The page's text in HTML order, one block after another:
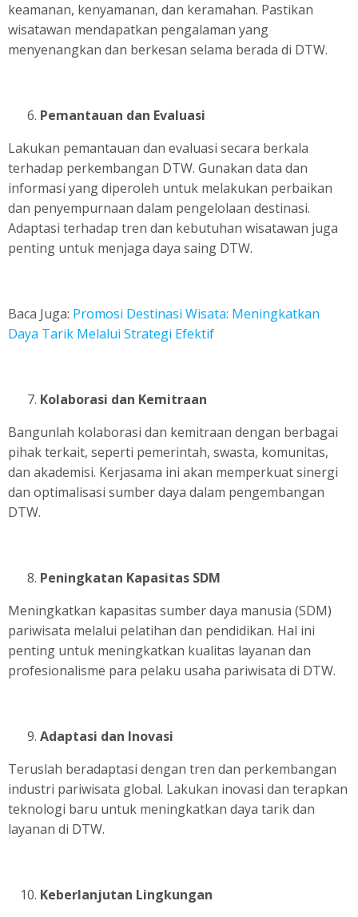
keamanan, kenyamanan, dan keramahan. Pastikan
wisatawan mendapatkan pengalaman yang
menyenangkan dan berkesan selama berada di DTW.
Pemantauan dan Evaluasi
Lakukan pemantauan dan evaluasi secara berkala
terhadap perkembangan DTW. Gunakan data dan
informasi yang diperoleh untuk melakukan perbaikan
dan penyempurnaan dalam pengelolaan destinasi.
Adaptasi terhadap tren dan kebutuhan wisatawan juga
penting untuk menjaga daya saing DTW.
Baca Juga: Promosi Destinasi Wisata: Meningkatkan
Daya Tarik Melalui Strategi Efektif
Kolaborasi dan Kemitraan
Bangunlah kolaborasi dan kemitraan dengan berbagai
pihak terkait, seperti pemerintah, swasta, komunitas,
dan akademisi. Kerjasama ini akan memperkuat sinergi
dan optimalisasi sumber daya dalam pengembangan
DTW.
Peningkatan Kapasitas SDM
Meningkatkan kapasitas sumber daya manusia (SDM)
pariwisata melalui pelatihan dan pendidikan. Hal ini
penting untuk meningkatkan kualitas layanan dan
profesionalisme para pelaku usaha pariwisata di DTW.
Adaptasi dan Inovasi
Teruslah beradaptasi dengan tren dan perkembangan
industri pariwisata global. Lakukan inovasi dan terapkan
teknologi baru untuk meningkatkan daya tarik dan
layanan di DTW.
Keberlanjutan Lingkungan